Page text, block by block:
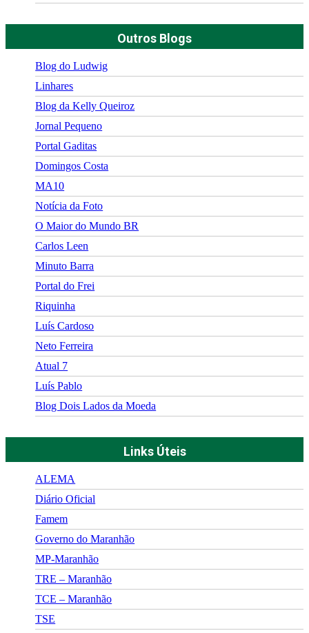
Outros Blogs
Blog do Ludwig
Linhares
Blog da Kelly Queiroz
Jornal Pequeno
Portal Gaditas
Domingos Costa
MA10
Notícia da Foto
O Maior do Mundo BR
Carlos Leen
Minuto Barra
Portal do Frei
Riquinha
Luís Cardoso
Neto Ferreira
Atual 7
Luís Pablo
Blog Dois Lados da Moeda
Links Úteis
ALEMA
Diário Oficial
Famem
Governo do Maranhão
MP-Maranhão
TRE – Maranhão
TCE – Maranhão
TSE